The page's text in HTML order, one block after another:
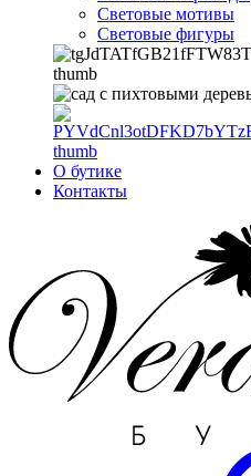
Световые мотивы
Световые фигуры
О бутике
Контакты